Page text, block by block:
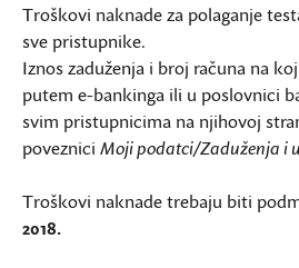
Troškovi naknade za polaganje
sve pristupnike.
Iznos zaduženja i broj računa na
putem e-bankinga ili u poslovnici
svim pristupnicima na njihovoj
poveznici Moji podatci/Zaduženja i
Troškovi naknade trebaju biti
2018.